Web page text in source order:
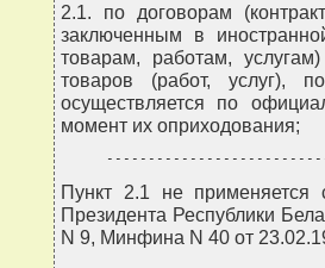
2.1. по договорам
заключенным в
товарам, работам,
товаров (работ, услуг),
осуществляется по
момент их оприходования;
Пункт 2.1 не применяется
Президента Республики
N 9, Минфина N 40 от